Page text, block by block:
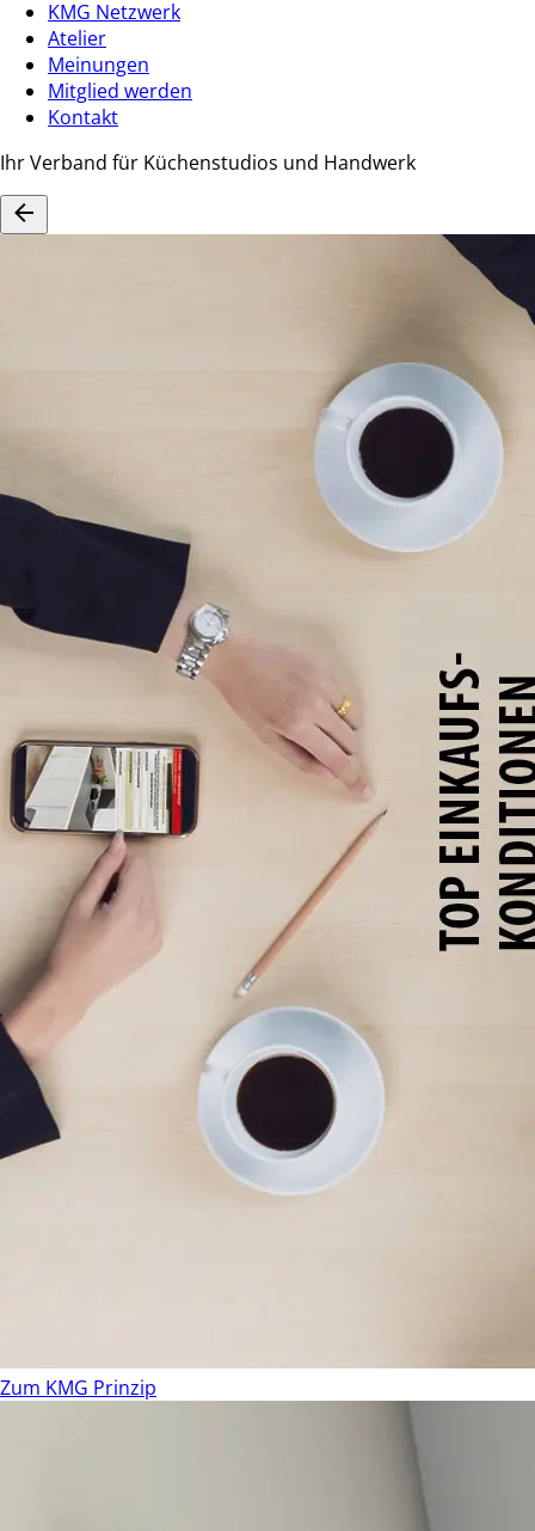
KMG Netzwerk
Atelier
Meinungen
Mitglied werden
Kontakt
Ihr Verband für Küchenstudios und Handwerk
Zum KMG Prinzip